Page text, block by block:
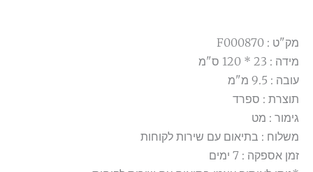
מק"ט : F000870
מידה : 23 * 120 ס"מ
עובה : 9.5 מ"מ
תוצרת : ספרד
גימור : מט
משלוח : בתיאום עם שירות לקוחות
זמן אספקה : 7 ימים